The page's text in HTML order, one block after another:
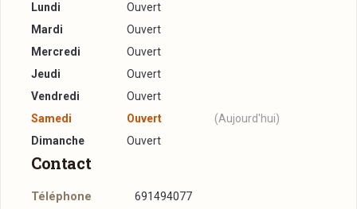
Lundi
Ouvert
Mardi
Ouvert
Mercredi
Ouvert
Jeudi
Ouvert
Vendredi
Ouvert
Samedi
Ouvert
(Aujourd'hui)
Dimanche
Ouvert
Contact
Téléphone 691494077